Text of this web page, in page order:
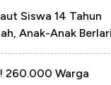
Siswa 14 Tahun
Anak-Anak
260.000 Warga